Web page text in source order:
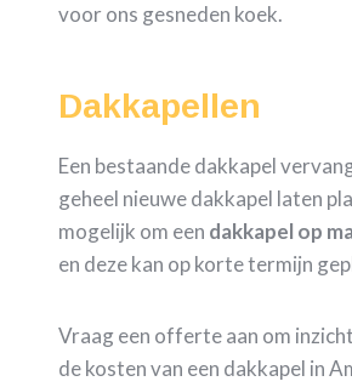
voor ons gesneden koek.
Dakkapellen
Een bestaande dakkapel
geheel nieuwe dakkapel laten
mogelijk om een dakkapel op
en deze kan op korte termijn
Vraag een offerte aan om
de kosten van een dakkapel in